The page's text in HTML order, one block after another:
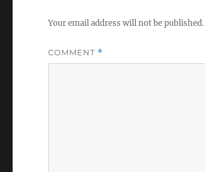
Your email address will not be published.
COMMENT *